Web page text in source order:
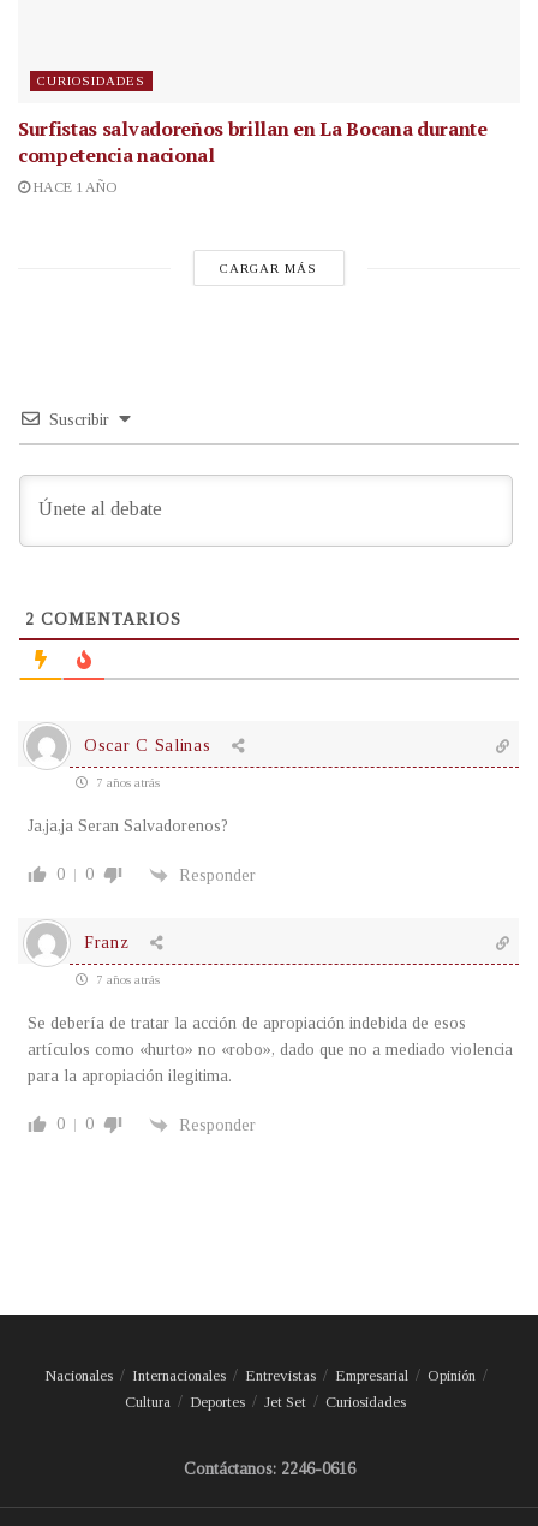
CURIOSIDADES
Surfistas salvadoreños brillan en La Bocana durante
competencia nacional
HACE 1 AÑO
CARGAR MÁS
Suscribir
2 COMENTARIOS
Oscar C Salinas
7 años atrás
Ja,ja,ja Seran Salvadorenos?
0 0 Responder
Franz
7 años atrás
Se debería de tratar la acción de apropiación indebida de esos
artículos como «hurto» no «robo», dado que no a mediado violencia
para la apropiación ilegitima.
0 0 Responder
Nacionales Internacionales Entrevistas Empresarial
Opinión
Cultura
Deportes Jet Set Curiosidades
Contáctanos: 2246-0616